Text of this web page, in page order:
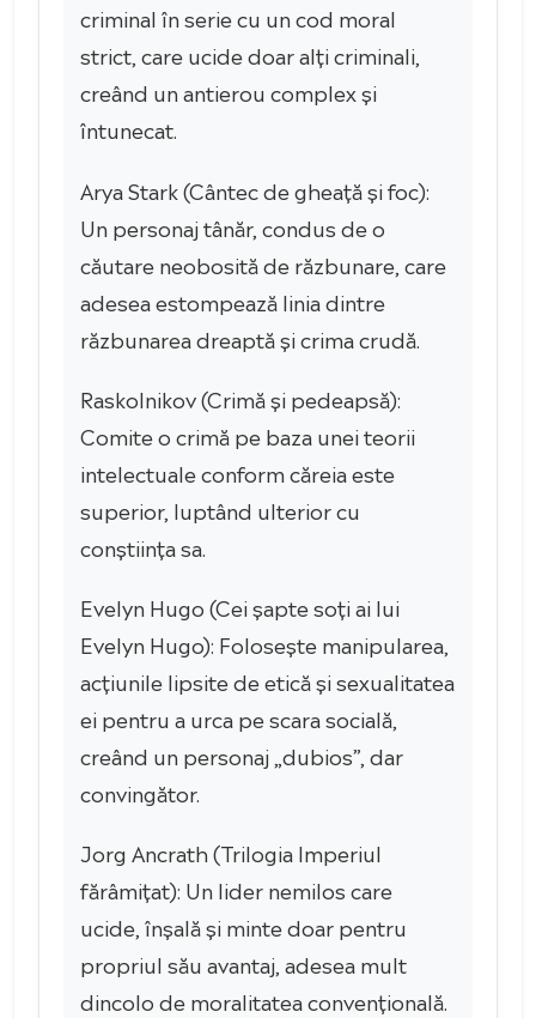
criminal în serie cu un cod moral
strict, care ucide doar alți criminali,
creând un antierou complex și
întunecat.
Arya Stark (Cântec de gheață și foc):
Un personaj tânăr, condus de o
căutare neobosită de răzbunare, care
adesea estompează linia dintre
răzbunarea dreaptă și crima crudă.
Raskolnikov (Crimă și pedeapsă):
Comite o crimă pe baza unei teorii
intelectuale conform căreia este
superior, luptând ulterior cu
conștiința sa.
Evelyn Hugo (Cei șapte soți ai lui
Evelyn Hugo): Folosește manipularea,
acțiunile lipsite de etică și sexualitatea
ei pentru a urca pe scara socială,
creând un personaj „dubios”, dar
convingător.
Jorg Ancrath (Trilogia Imperiul
fărâmițat): Un lider nemilos care
ucide, înșală și minte doar pentru
propriul său avantaj, adesea mult
dincolo de moralitatea convențională.